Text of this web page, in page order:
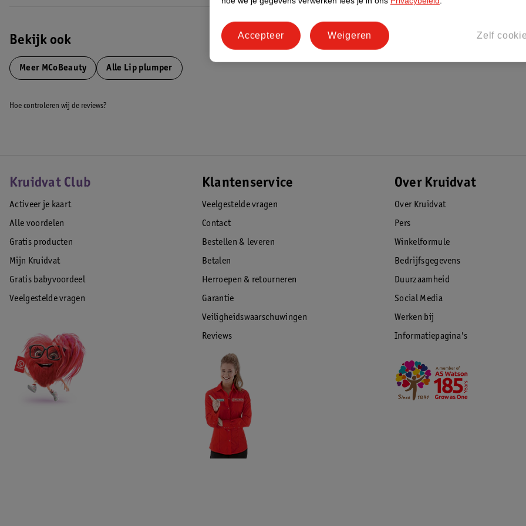
Bekijk ook
Meer MCoBeauty Alle Lip plumper
Hoe controleren wij de reviews?
Kruidvat Club
Activeer je kaart
Alle voordelen
Gratis producten
Mijn Kruidvat
Gratis babyvoordeel
Veelgestelde vragen
Klantenservice
Veelgestelde vragen
Contact
Bestellen & leveren
Betalen
Herroepen & retourneren
Garantie
Veiligheidswaarschuwingen
Reviews
Over Kruidvat
Over Kruidvat
Pers
Winkelformule
Bedrijfsgegevens
Duurzaamheid
Social Media
Werken bij
Informatiepagina's
Zelf
Weigeren
Accepteer